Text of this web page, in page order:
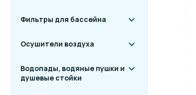
Фильтры для бассейна
Осушители воздуха
Водопады, водяные пушки и
душевые стойки